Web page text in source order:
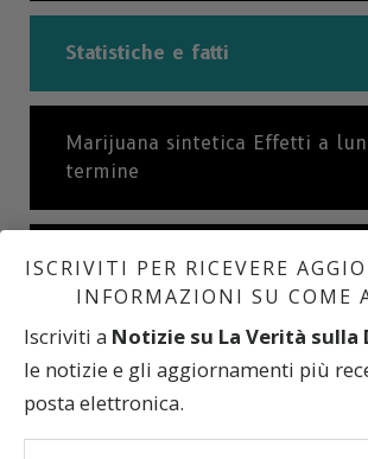
Statistiche e fatti
Marijuana sintetica Effetti a
termine
Marijuana sintetica: una breve
Che cosa sono i Sali da Bagno?
Gli effetti dei Sali da Bagno
ISCRIVITI PER RICEVERE
INFORMAZIONI SU COME
Iscriviti a Notizie su La Verità sulla
le notizie e gli aggiornamenti più
posta elettronica.